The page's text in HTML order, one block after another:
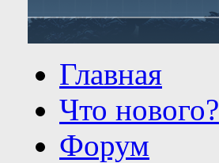
Главная
Что нового?
Форум